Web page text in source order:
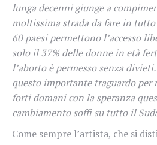
lunga decenni giunge a
moltissima strada da fare in
60 paesi permettono l’accesso
solo il 37% delle donne in età
l’aborto è permesso senza
questo importante traguardo per
forti domani con la speranza
cambiamento soffi su tutto il
Come sempre l’artista, che si